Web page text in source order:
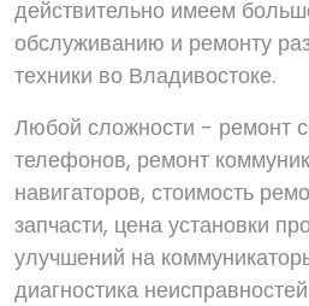
действительно имеем
обслуживанию и ремонту
техники во Владивостоке.
Любой сложности - ремонт
телефонов, ремонт
навигаторов, стоимость
запчасти, цена установки
улучшений на
диагностика